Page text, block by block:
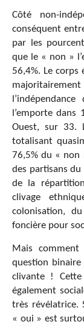
Côté non-
conséquent
par les
que le « non »
56,4%. Le
l’emporte
Ouest, sur 33.
totalisant
76,5% du « non
des partisans
de la
clivage
colonisation,
foncière pour
Mais
question binaire
clivante !
également
très révélatrice.
« oui » est